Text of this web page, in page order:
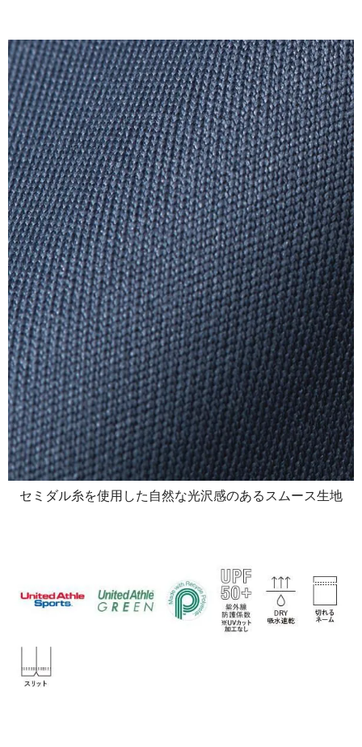
セミダル糸を使用した自然な光沢感のあるスムース生地